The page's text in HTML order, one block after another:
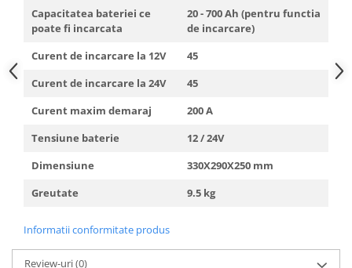
Prelungitoare
Polizoare electrice de banc si
unghiulare
Redresoare auto - roboti de
pornire
Scule cu acumulator
Scule pentru electricieni
Hote Insula
Hote Cupolare
Accesorii, consumabile hote
Masini de tocat carne
Masini de spalat vase incorporabile
Masini de spalat vase
Masini de spalat rufe frontale
Masini de spalat rufe verticale
Capacitatea bateriei ce
poate fi incarcata
20 - 700 Ah (pentru functia
de incarcare)
Curent de incarcare la 12V
45
Curent de incarcare la 24V
45
Curent maxim demaraj
200 A
Tensiune baterie
12 / 24V
Dimensiune
330X290X250 mm
Greutate
9.5 kg
Informatii conformitate produs
Review-uri(0)